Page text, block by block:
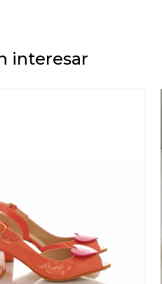
interesar